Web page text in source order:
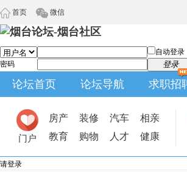
首页 微信
自动登录
密码
登录
论坛首页 论坛导航 求职招
门户
房产 装修 汽车
相亲
教育
购物 人才 健康
请登录